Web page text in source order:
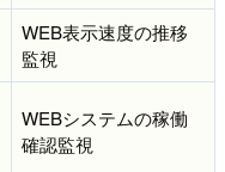
WEB表示速度の推移
監視
WEBシステムの稼働
確認監視